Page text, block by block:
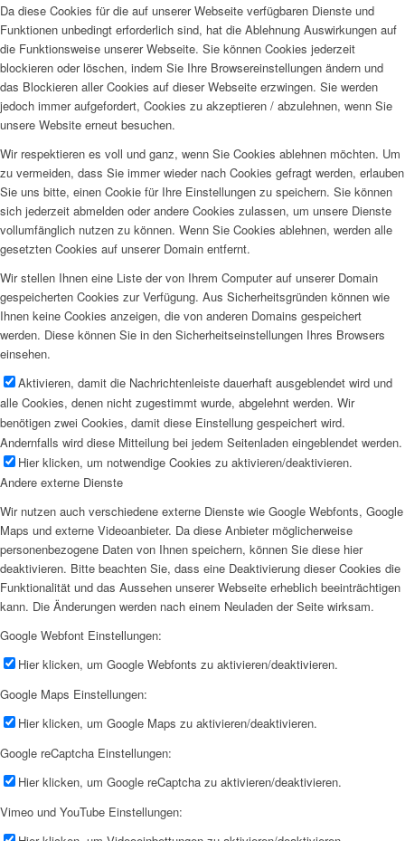
Da diese Cookies für die auf unserer Webseite verfügbaren Dienste und
Funktionen unbedingt erforderlich sind, hat die Ablehnung Auswirkungen auf
die Funktionsweise unserer Webseite. Sie können Cookies jederzeit
blockieren oder löschen, indem Sie Ihre Browsereinstellungen ändern und
das Blockieren aller Cookies auf dieser Webseite erzwingen. Sie werden
jedoch immer aufgefordert, Cookies zu akzeptieren / abzulehnen, wenn Sie
unsere Website erneut besuchen.
Wir respektieren es voll und ganz, wenn Sie Cookies ablehnen möchten. Um
zu vermeiden, dass Sie immer wieder nach Cookies gefragt werden, erlauben
Sie uns bitte, einen Cookie für Ihre Einstellungen zu speichern. Sie können
sich jederzeit abmelden oder andere Cookies zulassen, um unsere Dienste
vollumfänglich nutzen zu können. Wenn Sie Cookies ablehnen, werden alle
gesetzten Cookies auf unserer Domain entfernt.
Wir stellen Ihnen eine Liste der von Ihrem Computer auf unserer Domain
gespeicherten Cookies zur Verfügung. Aus Sicherheitsgründen können wie
Ihnen keine Cookies anzeigen, die von anderen Domains gespeichert
werden. Diese können Sie in den Sicherheitseinstellungen Ihres Browsers
einsehen.
Aktivieren, damit die Nachrichtenleiste dauerhaft ausgeblendet wird und
alle Cookies, denen nicht zugestimmt wurde, abgelehnt werden. Wir
benötigen zwei Cookies, damit diese Einstellung gespeichert wird.
Andernfalls wird diese Mitteilung bei jedem Seitenladen eingeblendet werden.
Hier klicken, um notwendige Cookies zu aktivieren/deaktivieren.
Andere externe Dienste
Wir nutzen auch verschiedene externe Dienste wie Google Webfonts, Google
Maps und externe Videoanbieter. Da diese Anbieter möglicherweise
personenbezogene Daten von Ihnen speichern, können Sie diese hier
deaktivieren. Bitte beachten Sie, dass eine Deaktivierung dieser Cookies die
Funktionalität und das Aussehen unserer Webseite erheblich beeinträchtigen
kann. Die Änderungen werden nach einem Neuladen der Seite wirksam.
Google Webfont Einstellungen:
Hier klicken, um Google Webfonts zu aktivieren/deaktivieren.
Google Maps Einstellungen:
Hier klicken, um Google Maps zu aktivieren/deaktivieren.
Google reCaptcha Einstellungen:
Hier klicken, um Google reCaptcha zu aktivieren/deaktivieren.
Vimeo und YouTube Einstellungen: